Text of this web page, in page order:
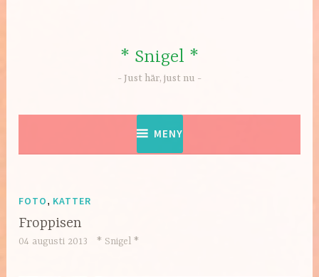
* Snigel *
Just här, just nu
MENY
FOTO, KATTER
Froppisen
04 augusti 2013 * Snigel *